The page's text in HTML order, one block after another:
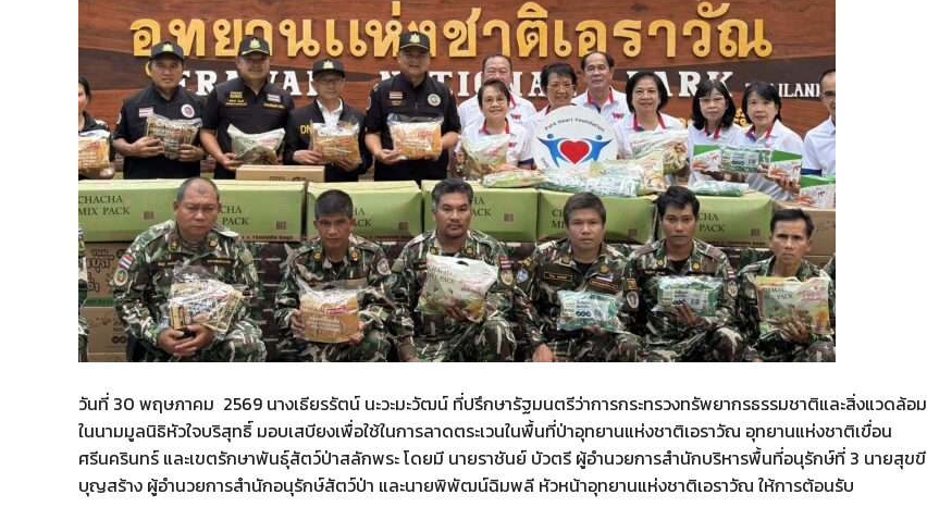
วันที่ 30 พฤษภาคม 2569 นางเธียรรัตน์ นะวะมะวัฒน์ ที่ปรึกษารัฐมนตรีว่าการกระทรวงทรัพยากรธรรมชาติและสิ่งแวดล้อม
ในนามมูลนิธิหัวใจบริสุทธิ์ มอบเสบียงเพื่อใช้ในการลาดตระเวนในพื้นที่ป่าอุทยานแห่งชาติเอราวัณ อุทยานแห่งชาติเขื่อน
ศรีนครินทร์ และเขตรักษาพันธุ์สัตว์ป่าสลักพระ โดยมี นายราชันย์ บัวตรี ผู้อำนวยการสำนักบริหารพื้นที่อนุรักษ์ที่ 3 นายสุขขี
บุญสร้าง ผู้อำนวยการสำนักอนุรักษ์สัตว์ป่า และนายพิพัฒน์ฉิมพลี หัวหน้าอุทยานแห่งชาติเอราวัณ ให้การต้อนรับ